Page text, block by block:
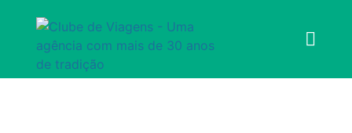
Rio de
Janeiro